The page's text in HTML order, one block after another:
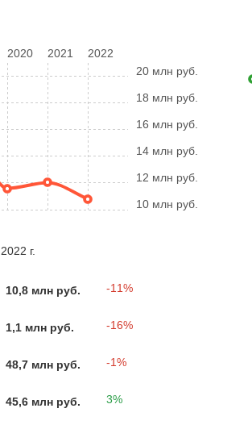
2020 2021 2022
10 млн руб.
12 млн руб.
14 млн руб.
16 млн руб.
18 млн руб.
20 млн руб.
2022 г.
10,8 млн руб. -11%
1,1 млн руб. -16%
48,7 млн руб. -1%
45,6 млн руб. 3%